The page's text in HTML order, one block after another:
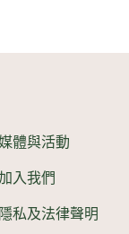
體與活動
入我們
隱私及法律聲明